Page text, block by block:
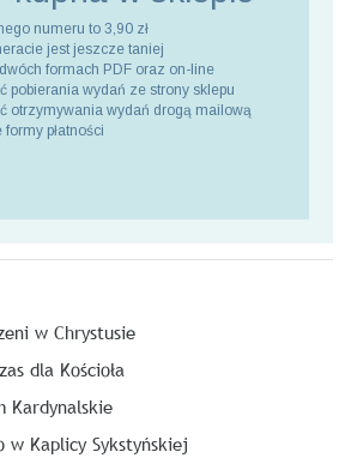
numeru to 3,90 zł
jest jeszcze taniej
formach PDF oraz on-line
pobierania wydań ze strony sklepu
otrzymywania wydań drogą mailową
formy płatności
w Chrystusie
dla Kościoła
Kardynalskie
w Kaplicy Sykstyńskiej